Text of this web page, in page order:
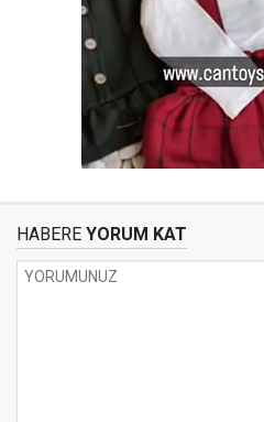
HABERE YORUM KAT